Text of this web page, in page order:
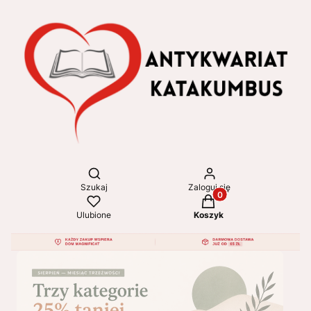
Otwórz wyszukiwarkę
Szukaj Zaloguj się
Ulubione
Produkty w koszyku:
Koszyk